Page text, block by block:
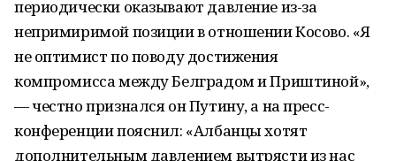
периодически оказывают давление из-за
непримиримой позиции в отношении Косово. «Я
не оптимист по поводу достижения
компромисса между Белградом и Приштиной»,
— честно признался он Путину, а на пресс-
конференции пояснил: «Албанцы хотят
дополнительным давлением вытрясти из нас